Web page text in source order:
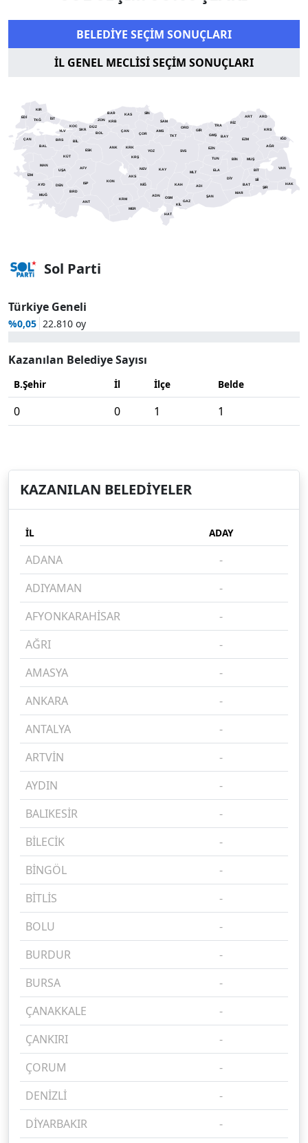
BELEDİYE SEÇİM SONUÇLARI
İL GENEL MECLİSİ SEÇİM SONUÇLARI
ADN
ADI
AFY
AĞR
AMS
ANK
ANT
ART
AYD
BAL
BİL
BİN
BİT
BOL
BRD
BRS
ÇAN
ÇAN
ÇOR
DEN
DİY
EDİ
ELA
EZN
EZM
ESK
GAZ
GİR
GMŞ
HAK
HAT
ISP
MER
İST
İZM
KRS
KAS
KAY
KIR
KRŞ
KOC
KON
KÜT
MLT
MAN
KAH
MAR
MUĞ
MUŞ
NEV
NİĞ
ORD
RİZ
SKR
SAM
Sİİ
SİN
SVS
TKĞ
TKT
TRA
TUN
ŞAN
UŞA
VAN
YOZ
ZON
AKS
BAY
KRM
KRK
BAT
ŞIR
BAR
ARD
IĞD
YLV
KRB
KİL
OSM
DÜZ
Sol Parti
Türkiye Geneli
%0,05 22.810 oy
Kazanılan Belediye Sayısı
B.Şehir İl İlçe Belde
0 0 1 1
KAZANILAN BELEDİYELER
İL ADAY
ADANA -
ADIYAMAN
-
AFYONKARAHİSAR
-
AĞRI
-
AMASYA
-
ANKARA
-
ANTALYA
-
ARTVİN
-
AYDIN
-
BALIKESİR
-
BİLECİK
-
BİNGÖL
-
BİTLİS
-
BOLU
-
BURDUR
-
BURSA
-
ÇANAKKALE
-
ÇANKIRI
-
ÇORUM
-
DENİZLİ
-
DİYARBAKIR
-